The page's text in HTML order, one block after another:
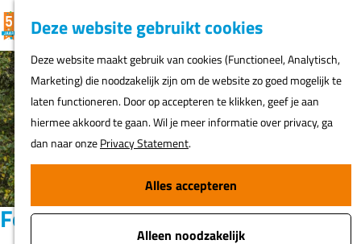
Deze website gebruikt cookies
Deze website maakt gebruik van cookies (Functioneel, Analytisch,
Marketing) die noodzakelijk zijn om de website zo goed mogelijk te
laten functioneren. Door op accepteren te klikken, geef je aan
hiermee akkoord te gaan. Wil je meer informatie over privacy, ga
dan naar onzePrivacy Statement.
Alles accepteren
Alleen noodzakelijk
G
a
n
a
a
r
d
e
h
F
v
o
r
i
e
t
e
n
K
a
a
r
t
Z
e
k
e
n
MENU
Fort bij Veldhuis